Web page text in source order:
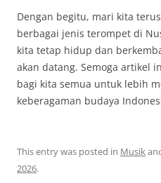
Dengan begitu, mari kita
berbagai jenis terompet di
kita tetap hidup dan
akan datang. Semoga artikel
bagi kita semua untuk lebih
keberagaman budaya
This entry was posted in Musik
2026.